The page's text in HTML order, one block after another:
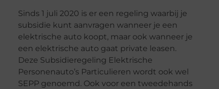
Sinds 1 juli 2020 is er een regeling waarbij je
subsidie kunt aanvragen wanneer je een
elektrische auto koopt, maar ook wanneer je
een elektrische auto gaat private leasen.
Deze Subsidieregeling Elektrische
Personenauto’s Particulieren wordt ook wel
SEPP genoemd. Ook voor een tweedehands